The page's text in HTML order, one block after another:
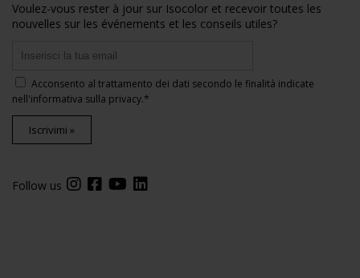
Voulez-vous rester à jour sur Isocolor et recevoir toutes les
nouvelles sur les événements et les conseils utiles?
Acconsento al trattamento dei dati secondo le finalità indicate
nell'informativa sulla privacy.*
Iscrivimi »
Follow us